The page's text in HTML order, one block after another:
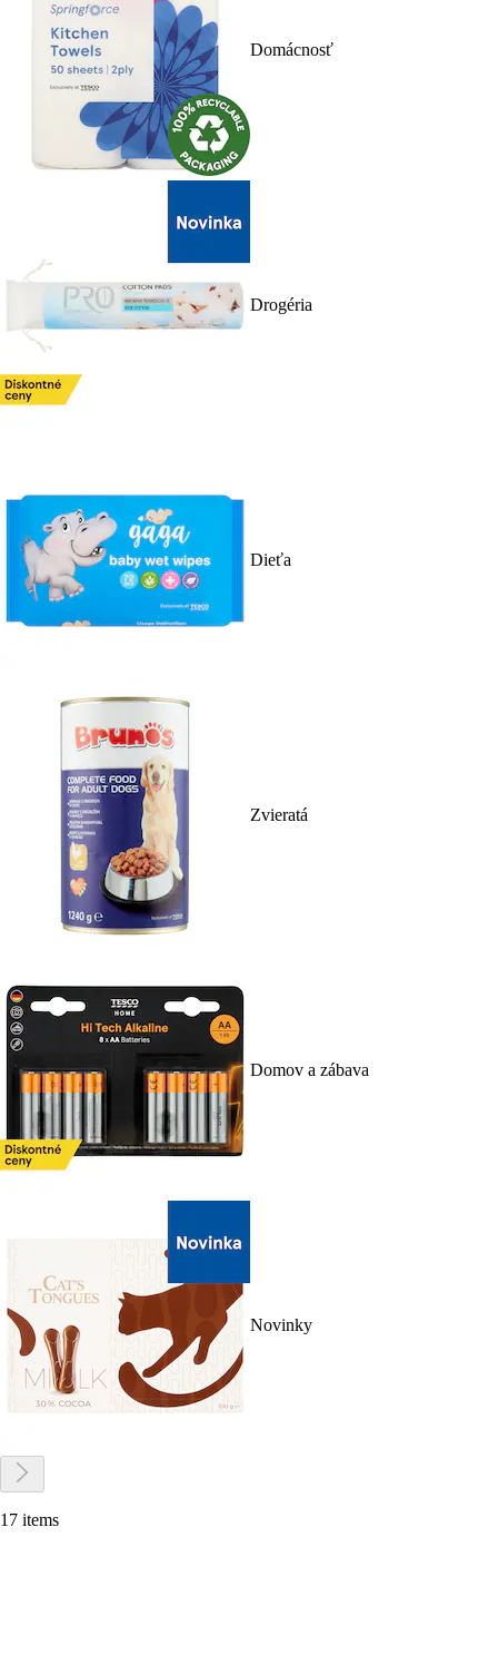
Domácnosť
Drogéria
Dieťa
Zvieratá
Domov a zábava
Novinky
17 items